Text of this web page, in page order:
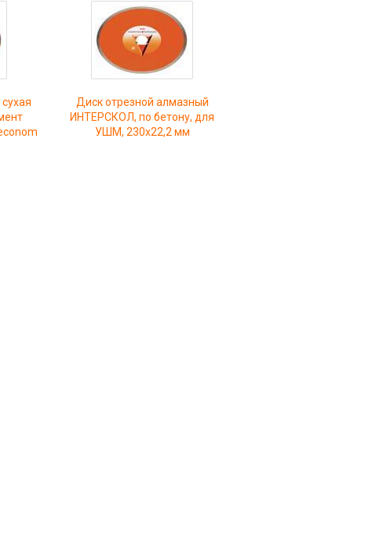
Диск отрезной алмазный
ИНТЕРСКОЛ, по бетону, для
УШМ, 230х22,2 мм